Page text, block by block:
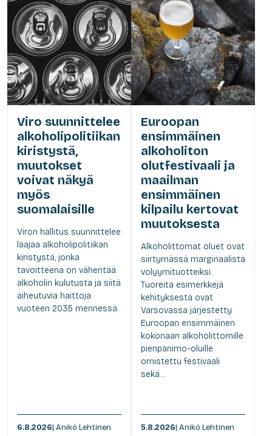
Viro suunnittelee
alkoholipolitiikan
kiristystä,
muutokset
voivat näkyä
myös
suomalaisille
Viron hallitus suunnittelee
laajaa alkoholipolitiikan
kiristystä, jonka
tavoitteena on vähentää
alkoholin kulutusta ja siitä
aiheutuvia haittoja
vuoteen 2035 mennessä.
6.8.2026| Anikó Lehtinen
Euroopan
ensimmäinen
alkoholiton
olutfestivaali ja
maailman
ensimmäinen
kilpailu kertovat
muutoksesta
Alkoholittomat oluet ovat
siirtymässä marginaalista
volyymituotteiksi.
Tuoreita esimerkkejä
kehityksestä ovat
Varsovassa järjestetty
Euroopan ensimmäinen
kokonaan alkoholittomille
pienpanimo-oluille
omistettu festivaali
sekä...
5.8.2026| Anikó Lehtinen